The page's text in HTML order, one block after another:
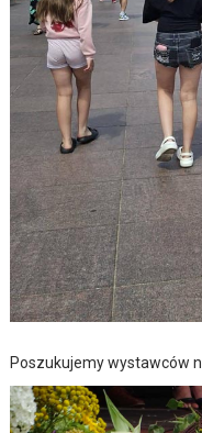
Poszukujemy wystawców